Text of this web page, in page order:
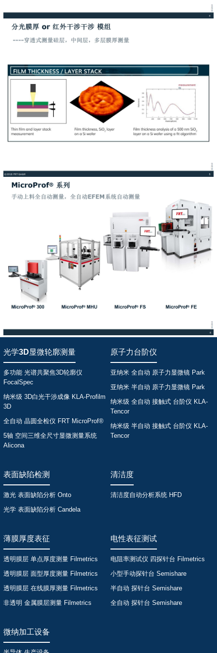
光学3D显微轮廓测量
多功能 光谱共聚焦3D轮廓仪
FocalSpec
纳米级 3D白光干涉成像 KLA-Profilm
3D
全自动 晶圆全检仪 FRT MicroProf®
5轴 空间三维全尺寸显微测量系统
Alicona
原子力台阶仪
亚纳米 全自动 原子力显微镜 Park
亚纳米 半自动 原子力显微镜 Park
纳米级 全自动 接触式 台阶仪 KLA-
Tencor
纳米级 半自动 接触式 台阶仪 KLA-
Tencor
表面缺陷检测
激光 表面缺陷分析 Onto
光学 表面缺陷分析 Candela
清洁度
清洁度自动分析系统 HFD
薄膜厚度表征
透明膜层 单点厚度测量 Filmetrics
透明膜层 面型厚度测量 Filmetrics
透明膜层 在线膜厚测量 Filmetrics
非透明 金属膜层测量 Filmetrics
电性表征测试
电阻率测试仪 四探针台 Filmetrics
小型手动探针台 Semishare
半自动 探针台 Semishare
全自动 探针台 Semishare
微纳加工设备